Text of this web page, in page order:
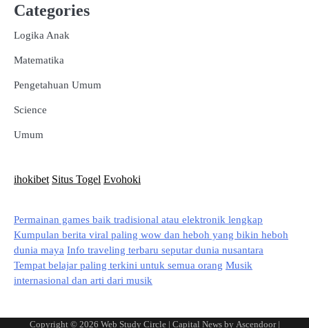
Categories
Logika Anak
Matematika
Pengetahuan Umum
Science
Umum
ihokibet Situs Togel Evohoki
Permainan games baik tradisional atau elektronik lengkap
Kumpulan berita viral paling wow dan heboh yang bikin heboh
dunia maya Info traveling terbaru seputar dunia nusantara
Tempat belajar paling terkini untuk semua orang Musik
internasional dan arti dari musik
Copyright © 2026 Web Study Circle| Capital News by Ascendoor|